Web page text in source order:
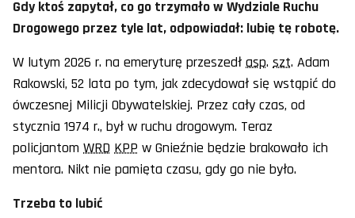
Gdy ktoś zapytał, co go trzymało w Wydziale Ruchu
Drogowego przez tyle lat, odpowiadał: lubię tę robotę.
W lutym 2026 r. na emeryturę przeszedł asp. szt. Adam
Rakowski, 52 lata po tym, jak zdecydował się wstąpić do
ówczesnej Milicji Obywatelskiej. Przez cały czas, od
stycznia 1974 r., był w ruchu drogowym. Teraz
policjantom WRD KPP w Gnieźnie będzie brakowało ich
mentora. Nikt nie pamięta czasu, gdy go nie było.
Trzeba to lubić